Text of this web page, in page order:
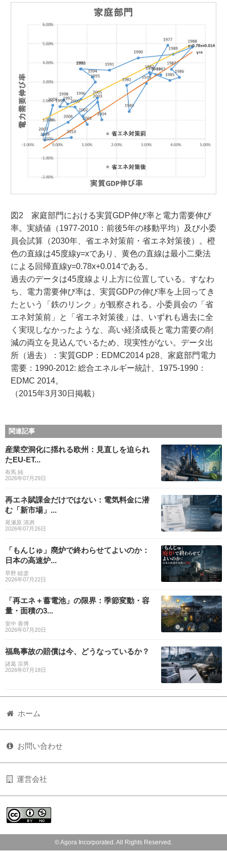
図2 家庭部門における実質GDP伸び率と電力需要伸び
率。実績値（1977-2010：前後5年の移動平均）及び小委
員会試算（2030年、省エネ対策前・省エネ対策後）。橙
色の直線は45度線y=xであり、黄色の直線は最小二乗法
による回帰直線y=0.78x+0.014である。
過去のデータは45度線より上方に位置している。すなわ
ち、電力需要伸び率は、実質GDPの伸び率を上回ってき
たという「鉄のリンク」が観察される。小委員会の「省
エネ対策前」と「省エネ対策後」は、いずれも過去に全
く実現しなかったような、高い経済成長と電力需要の削
減の両立を見込んでいるため、現実性がない。データ出
所（過去）：実質GDP：EDMC2014 p28、家庭部門電力
需要：1990-2012: 総合エネルギー統計、1975-1990：
EDMC 2014。
（2015年3月30日掲載）
関連記事
産業空洞化に揺れる欧州：見直しを迫られ
たEU-ET...
有馬 純
2026年07月29日
再エネ賦課金だけではない：電気料金に潜
む「新市場」...
尾瀬原 清冽
2026年07月26日
「もんじゅ」廃炉で終わらせてよいのか：
日本の高速炉...
早野 睦彦
2026年07月22日
「再エネ＋蓄電池」の限界：季節変動・容
量・面積の3...
室中 善博
2026年07月20日
福島事故の賠償は今、どうなっているか？
諸葛 宗男
2026年07月18日
ホーム
お問い合わせ
運営会社
© Agora Incorporated. All Rights Reserved.